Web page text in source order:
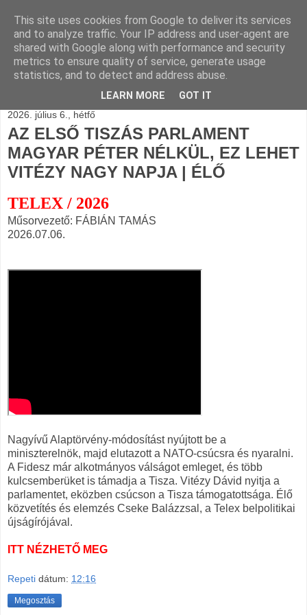
BLOGÁSZAT, napi
blogjava
2026. július 6., hétfő
AZ ELSŐ TISZÁS PARLAMENT
MAGYAR PÉTER NÉLKÜL, EZ LEHET
VITÉZY NAGY NAPJA | ÉLŐ
TELEX / 2026
Műsorvezető: FÁBIÁN TAMÁS
2026.07.06.
Nagyívű Alaptörvény-módosítást nyújtott be a
miniszterelnök, majd elutazott a NATO-csúcsra és nyaralni.
A Fidesz már alkotmányos válságot emleget, és több
kulcsemberüket is támadja a Tisza. Vitézy Dávid nyitja a
parlamentet, eközben csúcson a Tisza támogatottsága. Élő
közvetítés és elemzés Cseke Balázzsal, a Telex belpolitikai
újságírójával.
ITT NÉZHETŐ MEG
Repeti dátum: 12:16
Megosztás
This site uses cookies from Google to deliver its services
and to analyze traffic. Your IP address and user-agent are
shared with Google along with performance and security
metrics to ensure quality of service, generate usage
statistics, and to detect and address abuse.
LEARN MORE GOT IT